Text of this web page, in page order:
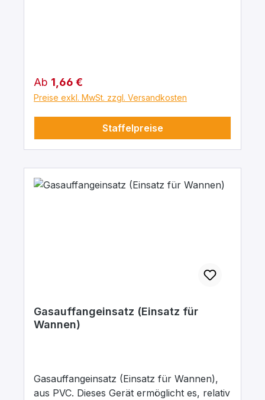
Regulärer Preis:
Ab 1,66 €
Preise exkl. MwSt. zzgl. Versandkosten
Staffelpreise
Gasauffangeinsatz (Einsatz für
Wannen)
Gasauffangeinsatz (Einsatz für Wannen),
aus PVC. Dieses Gerät ermöglicht es, relativ